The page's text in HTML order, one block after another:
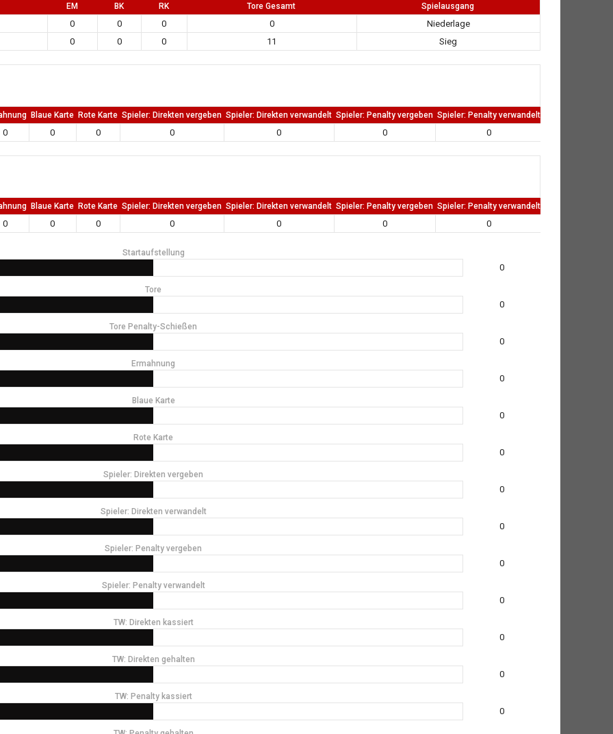
EM BK RK Tore Gesamt Spielausgang
0 0 0 0
Niederlage
0 0 0 11 Sieg
Blaue Karte Rote Karte Spieler: Direkten vergeben Spieler: Direkten verwandelt Spieler: Penalty vergeben Spieler: Penalty verwandelt
0 0 0 0 0 0 0
Blaue Karte Rote Karte Spieler: Direkten vergeben Spieler: Direkten verwandelt Spieler: Penalty vergeben Spieler: Penalty verwandelt
0 0 0 0 0 0 0
Startaufstellung
0
Tore
0
Tore Penalty-Schießen
0
Ermahnung
0
Blaue Karte
0
Rote Karte
0
Spieler: Direkten vergeben
0
Spieler: Direkten verwandelt
0
Spieler: Penalty vergeben
0
Spieler: Penalty verwandelt
0
TW: Direkten kassiert
0
TW: Direkten gehalten
0
TW: Penalty kassiert
0